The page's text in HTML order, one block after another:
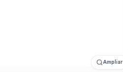
Ampliar